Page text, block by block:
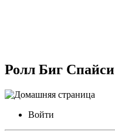
Ролл Биг Спайси
Войти